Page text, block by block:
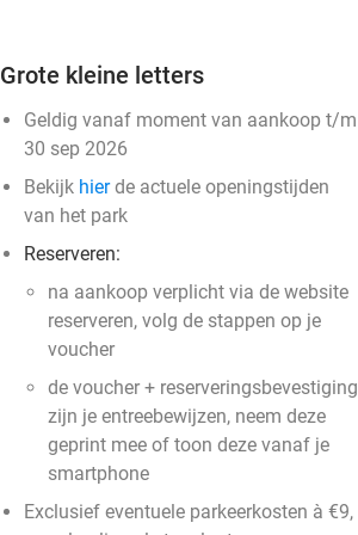
Grote kleine letters
Geldig vanaf moment van aankoop t/m
30 sep 2026
Bekijk hierde actuele openingstijden
van het park
Reserveren:
na aankoop verplicht via de website
reserveren, volg de stappen op je
voucher
de voucher + reserveringsbevestiging
zijn je entreebewijzen, neem deze
geprint mee of toon deze vanaf je
smartphone
Exclusief eventuele parkeerkosten à €9,